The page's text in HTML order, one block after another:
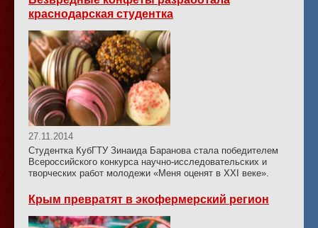
краснодарская студентка
27.11.2014
Студентка КубГТУ Зинаида Баранова стала победителем
Всероссийского конкурса научно-исследовательских и
творческих работ молодежи «Меня оценят в ХХI веке».
Крым превратят в экофермерский регион